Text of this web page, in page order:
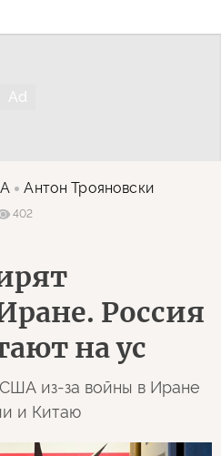
Антон Трояновски
402
Россия
на ус
из-за войны в Иране
и Китаю